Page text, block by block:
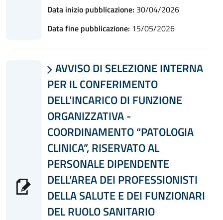
Data inizio pubblicazione: 30/04/2026
Data fine pubblicazione: 15/05/2026
 AVVISO DI SELEZIONE INTERNA
PER IL CONFERIMENTO
DELL’INCARICO DI FUNZIONE
ORGANIZZATIVA -
COORDINAMENTO “PATOLOGIA
CLINICA”, RISERVATO AL
PERSONALE DIPENDENTE
DELL’AREA DEI PROFESSIONISTI
DELLA SALUTE E DEI FUNZIONARI
DEL RUOLO SANITARIO